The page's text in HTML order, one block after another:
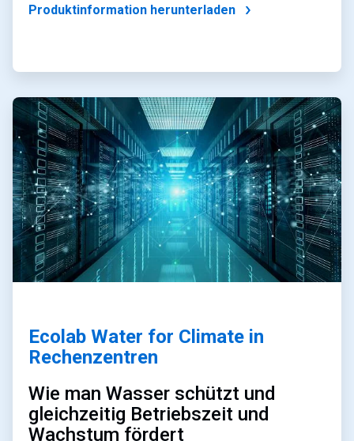
Produktinformation herunterladen
ArticleTile
2
von
4
Ecolab Water for Climate in
Rechenzentren
Wie man Wasser schützt und
gleichzeitig Betriebszeit und
Wachstum fördert